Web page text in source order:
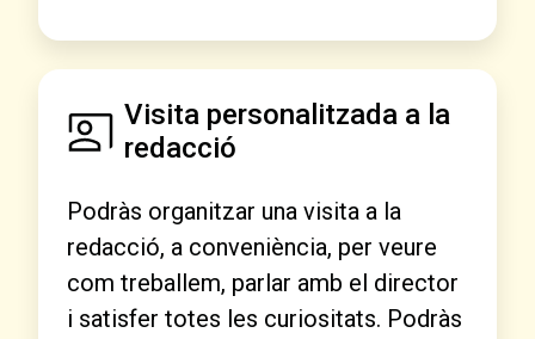
Visita personalitzada a la
redacció
Podràs organitzar una visita a la
redacció, a conveniència, per veure
com treballem, parlar amb el director
i satisfer totes les curiositats. Podràs